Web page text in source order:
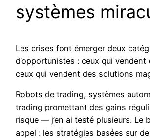
systèmes
Les crises font émerger deux
d’opportunistes : ceux qui vendent
ceux qui vendent des solutions
Robots de trading, systèmes
trading promettant des gains
risque — j’en ai testé plusieurs. Le
appel : les stratégies basées sur